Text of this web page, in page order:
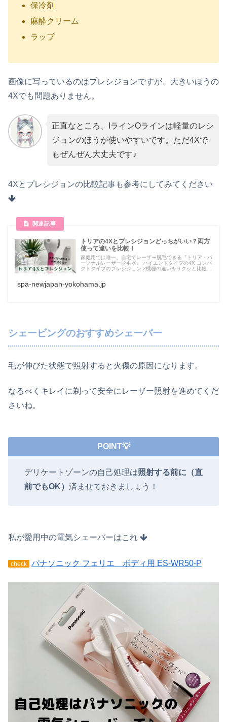
保冷剤
麻酔クリーム
ラップ
画像に写っているのはプレシジョンですが、大きいほうの
4Xでも問題ありません。
正直なところ、IラインOラインは軽量のレシ
ジョンのほうが使いやすいです。ただ4Xで
もぜんぜん大丈夫です♪
4Xとプレシジョンの比較記事も参考にしてみてください
トリアの4Xとプレシジョンどっちがいい？両方
使って違いを比較！
家庭用では唯一、自宅でレーザー脱毛できる『トリア・パ
ーソナルレーザー脱毛器』 ハイエンドタイプの4X コンパ
クトタイプのプレシジョン 2機種の違いをサクッと比較し
spa-newjapan-yokohama.jp
シェービングのおすすめシェーバー
毛が伸びた状態で照射すると火傷の原因になります。
なるべくキレイに剃って安全にレーザー照射を進めてくだ
さいね。
POINT💡
デリケートゾーンの自己処理は照射する前に（直
前でもOK） 済ませておきましょう！
私が愛用中の電気シェーバーはこれ
check パナソニック フェリエ ボディ用 ES‐WR50‐P